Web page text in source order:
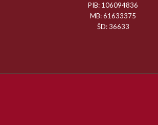
PIB: 106094836
MB: 61633375
ŠD: 36633